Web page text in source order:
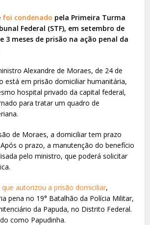
foi condenado pela Primeira Turma
Federal (STF), em setembro de
3 meses de prisão na ação penal da
Alexandre de Moraes, de 24 de
está em prisão domiciliar humanitária,
hospital privado da capital federal,
para tratar um quadro de
de Moraes, a domiciliar tem prazo
o prazo, a manutenção do benefício
pelo ministro, que poderá solicitar
que autorizou a prisão domiciliar,
pena no 19° Batalhão da Polícia Militar,
da Papuda, no Distrito Federal.
como Papudinha.